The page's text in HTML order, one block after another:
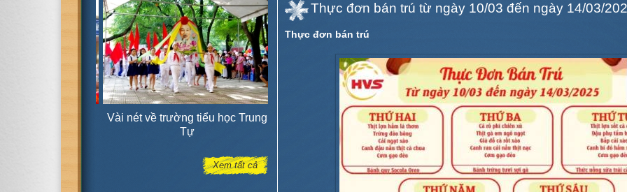
KHAI GIẢNG NĂM HỌC MỚI
(2014 -2015)
Thực đơn ăn sáng tại căng - tin
trường
Quy định nghỉ học, đảm bảo sức
khỏe và phòng chống rét cho học
sinh....
Xem tất cả
Thực đơn bán trú từ ngày 10/03 đến ngày 14/03/
Thực đơn bán trú